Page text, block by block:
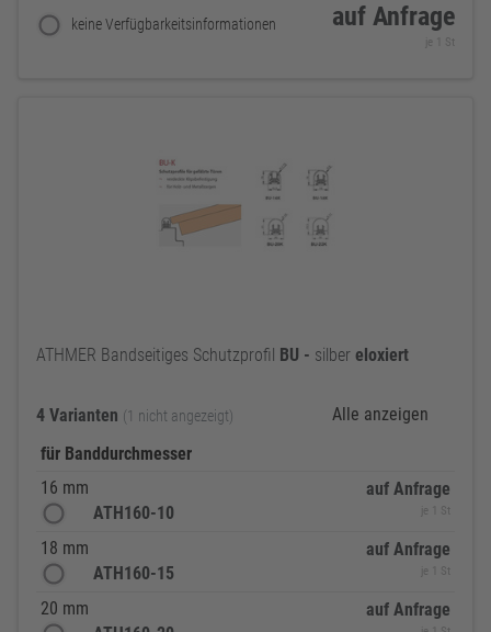
keine Verfügbarkeitsinformationen auf Anfrage
je 1 St
ATHMER Bandseitiges Schutzprofil BU - silber eloxiert
4 Varianten (1 nicht angezeigt)
Alle anzeigen
für Banddurchmesser
16 mm
ATH160-10
auf Anfrage
je 1 St
18 mm
ATH160-15
auf Anfrage
je 1 St
20 mm
auf Anfrage